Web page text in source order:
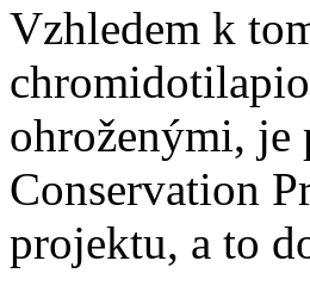
Vzhledem k
ohroženými, je
Conservation
projektu, a to